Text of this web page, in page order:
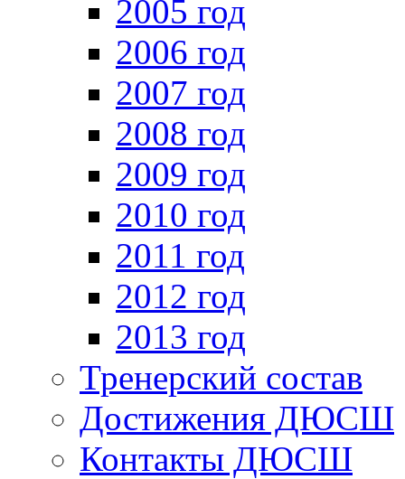
2005 год
2006 год
2007 год
2008 год
2009 год
2010 год
2011 год
2012 год
2013 год
Тренерский состав
Достижения ДЮСШ
Контакты ДЮСШ